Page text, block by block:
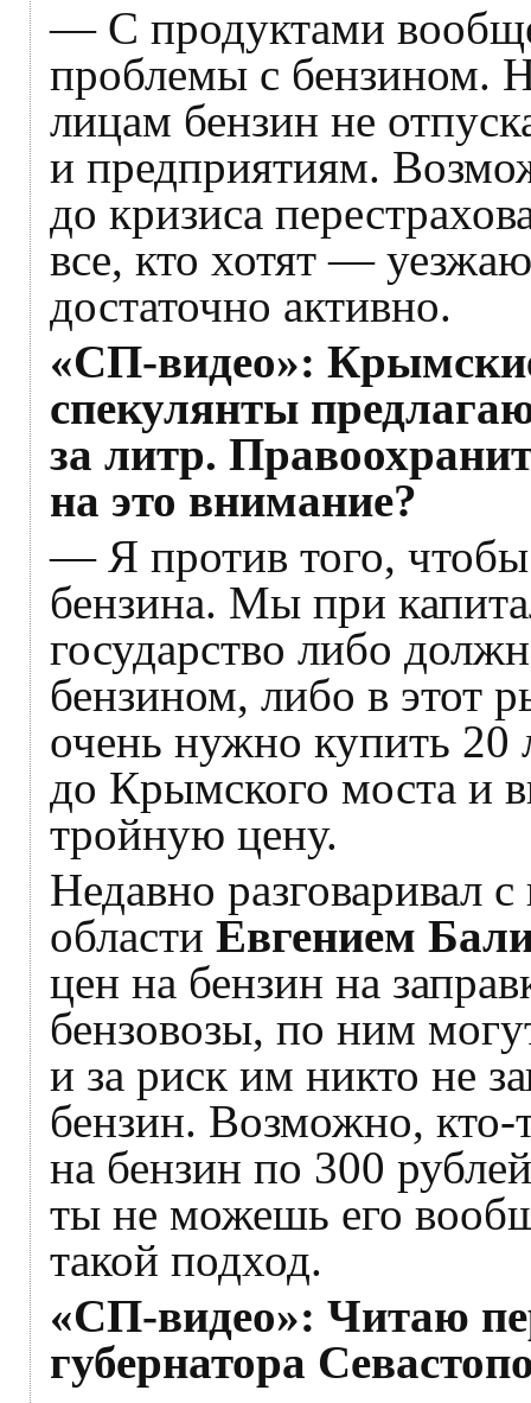
— С продуктами
проблемы с бензином.
лицам бензин не
и предприятиям.
до кризиса
все, кто хотят —
достаточно активно.
«СП-видео»:
спекулянты
за литр.
на это внимание?
— Я против того,
бензина. Мы при
государство либо
бензином, либо в этот
очень нужно купить 20
до Крымского моста и
тройную цену.
Недавно разговаривал
области Евгением
цен на бензин на
бензовозы, по ним
и за риск им никто не
бензин. Возможно, кто-
на бензин по 300
ты не можешь его
такой подход.
«СП-видео»: Читаю
губернатора